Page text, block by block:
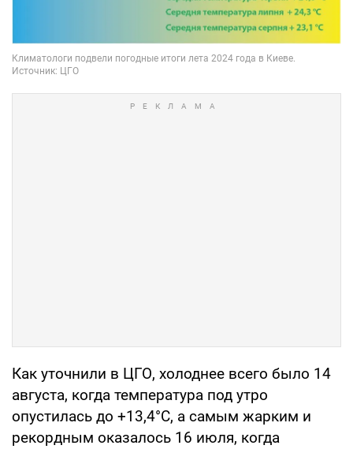
Как уточнили в ЦГО, холоднее всего было 14
августа, когда температура под утро
опустилась до +13,4°С, а самым жарким и
рекордным оказалось 16 июля, когда